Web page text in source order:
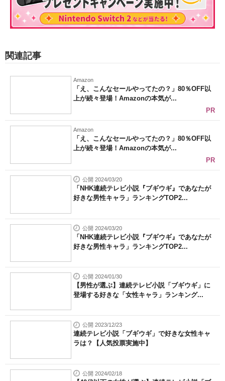
関連記事
Amazon
「え、こんなセールやってたの？」80％OFF以
上が続々登場！Amazonの本気が...
PR
Amazon
「え、こんなセールやってたの？」80％OFF以
上が続々登場！Amazonの本気が...
PR
公開 2024/03/20
「NHK連続テレビ小説『ブギウギ』であなたが
好きな男性キャラ」ランキングTOP2...
公開 2024/03/20
「NHK連続テレビ小説『ブギウギ』であなたが
好きな男性キャラ」ランキングTOP2...
公開 2024/01/30
【男性が選ぶ】連続テレビ小説「ブギウギ」に
登場する好きな「女性キャラ」ランキング...
公開 2023/12/23
連続テレビ小説「ブギウギ」で好きな女性キャ
ラは？【人気投票実施中】
公開 2024/02/18